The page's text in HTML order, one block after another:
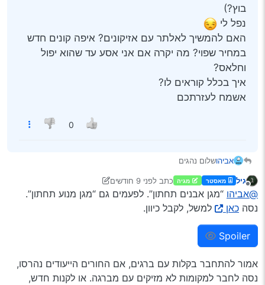
בוץ?)
נפל לי
האם להמשיך לאלתר עם אזיקונים? איפה קונים חדש
במחיר שפוי? מה יקרה אם אני אסע עד שהוא יפול
וחלאס?
איך בכלל קוראים לו?
אשמח לעזרתכם
0
אביהושלום נהגים
הפלסטיק השטוח שתחת החלק הקדמי של האוטו (מגן בוץ?)
נפל לי
האם להמשיך לאלתר עם אזיקונים? איפה קונים חדש במחיר
איך בכלל קוראים לו?
אשמח לעזרתכם
מנותק
גיל מאסטר מגיה כתבלפני 9 חודשים
נערך לאחרונה על ידי גיל
@אביהו “מגן אבנים תחתון”. לפעמים גם “מגן מנוע תחתון”.
נסה כאן למשל, לקבל כיוון.
Spoiler
אמור להתחבר בקלות עם ברגים, אם החורים הייעודים נהרסו,
נסה לחבר למקומות לא מזיקים עם מברגה. או לקנות חדש,